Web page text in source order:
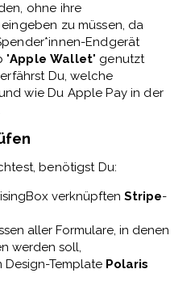
ohne ihre
zu müssen, da
Endgerät
"Apple Wallet" genutzt
Du, welche
wie Du Apple Pay in der
benötigst Du:
verknüpften Stripe-
aller Formulare, in denen
werden soll,
Design-Template Polaris